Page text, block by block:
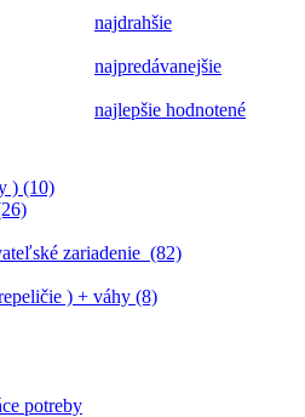
najdrahšie
najpredávanejšie
najlepšie hodnotené
) (10)
zariadenie (82)
) + váhy (8)
potreby